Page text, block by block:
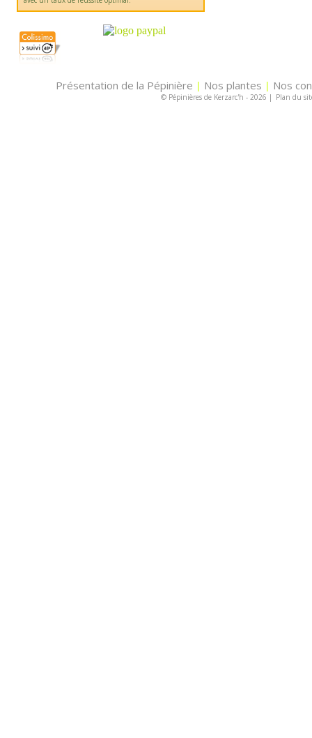
Présentation de la Pépinière | Nos plantes | Nos
© Pépinières de Kerzarc'h - 2026 | Plan du